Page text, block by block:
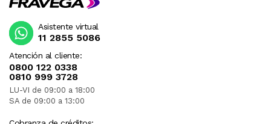
Atención al cliente:
0800 122 0338
0810 999 3728
LU-VI de 09:00 a 18:00
SA de 09:00 a 13:00
Asistente virtual
11 2855 5086